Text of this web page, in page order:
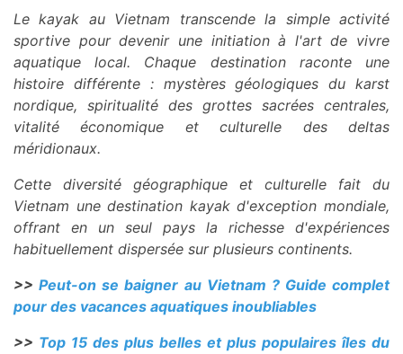
Le kayak au Vietnam transcende la simple activité
sportive pour devenir une initiation à l'art de vivre
aquatique local. Chaque destination raconte une
histoire différente : mystères géologiques du karst
nordique, spiritualité des grottes sacrées centrales,
vitalité économique et culturelle des deltas
méridionaux.
Cette diversité géographique et culturelle fait du
Vietnam une destination kayak d'exception mondiale,
offrant en un seul pays la richesse d'expériences
habituellement dispersée sur plusieurs continents.
>>Peut-on se baigner au Vietnam ? Guide complet
pour des vacances aquatiques inoubliables
>> Top 15 des plus belles et plus populaires îles du